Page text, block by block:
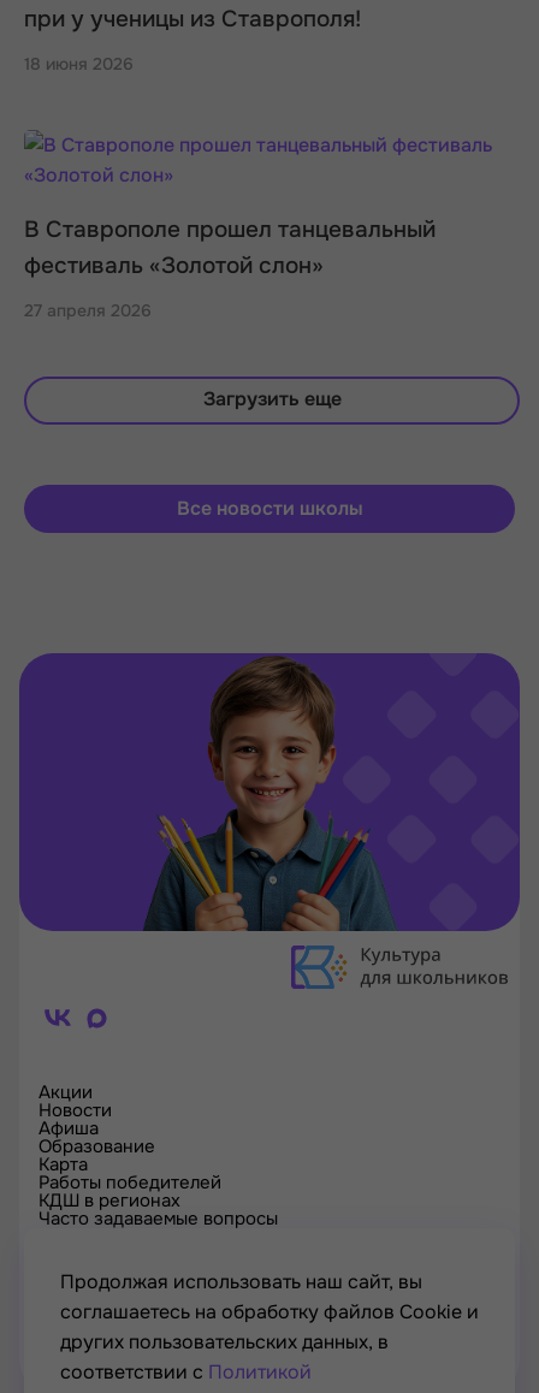
при у ученицы из Ставрополя!
18 июня 2026
В Ставрополе прошел танцевальный
фестиваль «Золотой слон»
27 апреля 2026
Загрузить еще
Все новости школы
Акции
Новости
Афиша
Образование
Карта
Работы победителей
КДШ в регионах
Часто задаваемые вопросы
Проверка сертификата
Контакты
Продолжая использовать наш сайт, вы
соглашаетесь на обработку файлов Cookie и
других пользовательских данных, в
соответствии с Политикой